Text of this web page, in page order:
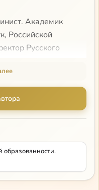
Академик
Российской
Русского
образованности.